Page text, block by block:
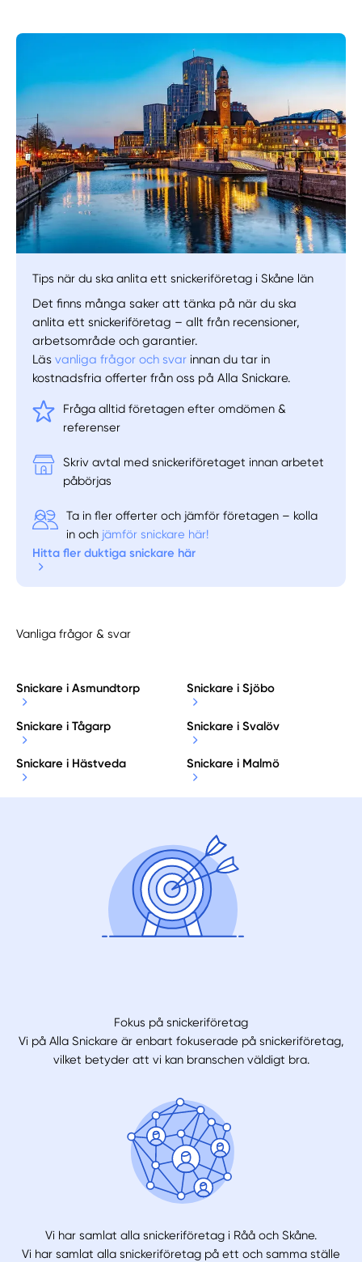
Få hjälp
Välj tillvägagångssätt
Tips när du ska anlita ett snickeriföretag i Skåne län
Det finns många saker att tänka på när du ska
anlita ett snickeriföretag – allt från recensioner,
arbetsområde och garantier.
Läsvanliga frågor och svar innan du tar in
kostnadsfria offerter från oss på Alla Snickare.
Fråga alltid företagen efter omdömen &
referenser
Skriv avtal med snickeriföretaget innan arbetet
påbörjas
Ta in fler offerter och jämför företagen – kolla
in och jämför snickare här!
Hitta fler duktiga snickare här
Vanliga frågor & svar
Snickare i Asmundtorp Snickare i Sjöbo
Snickare i Tågarp Snickare i Svalöv
Snickare i Hästveda Snickare i Malmö
Fokus på snickeriföretag
Vi på Alla Snickare är enbart fokuserade på snickeriföretag,
vilket betyder att vi kan branschen väldigt bra.
Vi har samlat alla snickeriföretag i Råå och Skåne.
Vi har samlat alla snickeriföretag på ett och samma ställe